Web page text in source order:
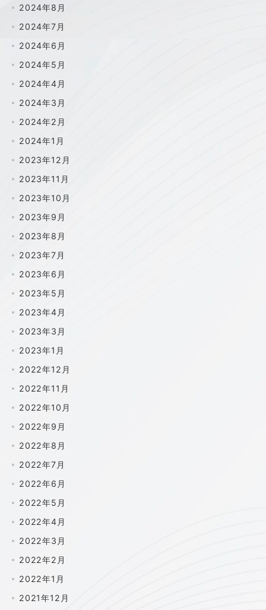
2024年8月
2024年7月
2024年6月
2024年5月
2024年4月
2024年3月
2024年2月
2024年1月
2023年12月
2023年11月
2023年10月
2023年9月
2023年8月
2023年7月
2023年6月
2023年5月
2023年4月
2023年3月
2023年1月
2022年12月
2022年11月
2022年10月
2022年9月
2022年8月
2022年7月
2022年6月
2022年5月
2022年4月
2022年3月
2022年2月
2022年1月
2021年12月